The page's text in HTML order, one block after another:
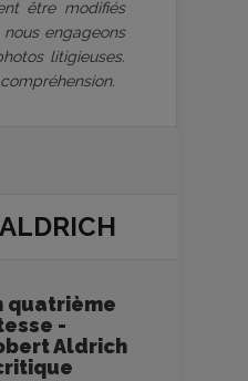
être modifiés
engageons
litigieuses.
quatrième
-
Aldrich